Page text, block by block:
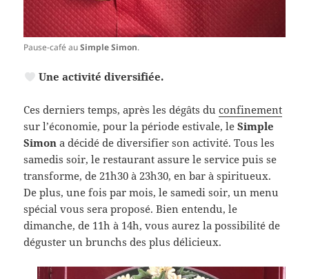
Pause-café auSimple Simon.
Une activité diversifiée.
Ces derniers temps, après les dégâts duconfinement
sur l’économie, pour la période estivale, leSimple
Simon a décidé de diversifier son activité. Tous les
samedis soir, le restaurant assure le service puis se
transforme, de 21h30 à 23h30, en bar à spiritueux.
De plus, une fois par mois, le samedi soir, un menu
spécial vous sera proposé. Bien entendu, le
dimanche, de 11h à 14h, vous aurez la possibilité de
déguster un brunchs des plus délicieux.